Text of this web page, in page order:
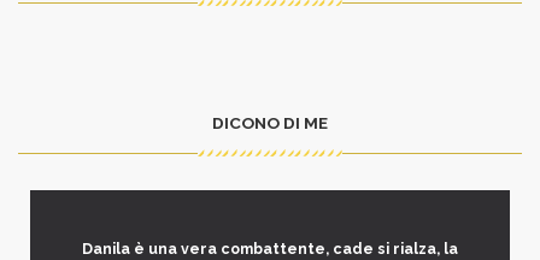
DICONO DI ME
Danila è una vera combattente, cade si rialza, la